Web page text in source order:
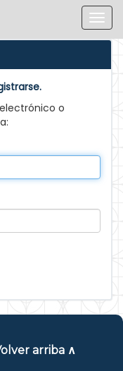
o
arriba ∧